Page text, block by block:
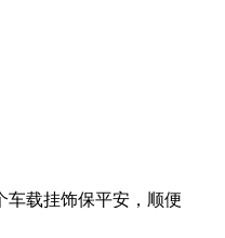
车载挂饰保平安，顺便